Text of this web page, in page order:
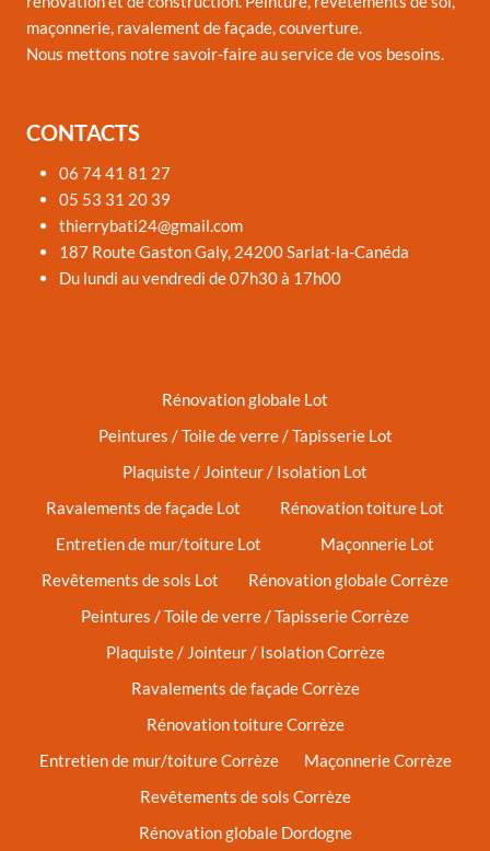
maçonnerie, ravalement de façade, couverture.
Nous mettons notre savoir-faire au service de vos besoins.
CONTACTS
06 74 41 81 27
05 53 31 20 39
thierrybati24@gmail.com
187 Route Gaston Galy, 24200 Sarlat-la-Canéda
Du lundi au vendredi de 07h30 à 17h00
Rénovation globale Lot
Peintures / Toile de verre / Tapisserie Lot
Plaquiste / Jointeur / Isolation Lot
Ravalements de façade Lot
Rénovation toiture Lot
Entretien de mur/toiture Lot
Maçonnerie Lot
Revêtements de sols Lot
Rénovation globale Corrèze
Peintures / Toile de verre / Tapisserie Corrèze
Plaquiste / Jointeur / Isolation Corrèze
Ravalements de façade Corrèze
Rénovation toiture Corrèze
Entretien de mur/toiture Corrèze
Maçonnerie Corrèze
Revêtements de sols Corrèze
Rénovation globale Dordogne